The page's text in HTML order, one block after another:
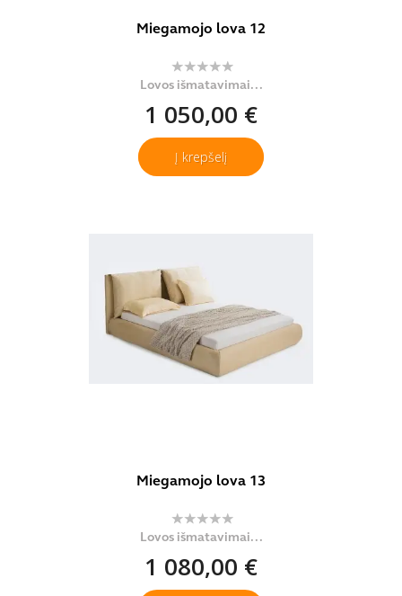
Miegamojo lova 12
Lovos išmatavimai...
1 050,00 €
Į krepšelį
Miegamojo lova 13
Lovos išmatavimai...
1 080,00 €